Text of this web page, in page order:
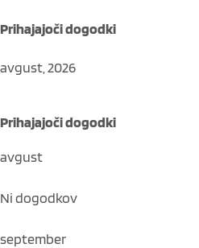
Prihajajoči dogodki
avgust, 2026
Prihajajoči dogodki
avgust
Ni dogodkov
september